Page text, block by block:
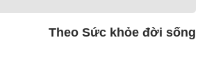
Theo Sức khỏe đời sống